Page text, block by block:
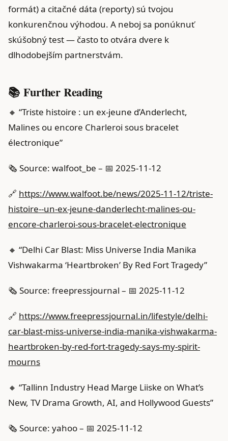
formát) a citačné dáta (reporty) sú tvojou
konkurenčnou výhodou. A neboj sa ponúknuť
skúšobný test — často to otvára dvere k
dlhodobejším partnerstvám.
📚 Further Reading
🔸 “Triste histoire : un ex-jeune d’Anderlecht,
Malines ou encore Charleroi sous bracelet
électronique”
🗞️ Source: walfoot_be – 📅 2025-11-12
🔗 https://www.walfoot.be/news/2025-11-12/triste-
histoire--un-ex-jeune-danderlecht-malines-ou-
encore-charleroi-sous-bracelet-electronique
🔸 “Delhi Car Blast: Miss Universe India Manika
Vishwakarma ‘Heartbroken’ By Red Fort Tragedy”
🗞️ Source: freepressjournal – 📅 2025-11-12
🔗 https://www.freepressjournal.in/lifestyle/delhi-
car-blast-miss-universe-india-manika-vishwakarma-
heartbroken-by-red-fort-tragedy-says-my-spirit-
mourns
🔸 “Tallinn Industry Head Marge Liiske on What’s
New, TV Drama Growth, AI, and Hollywood Guests”
🗞️ Source: yahoo – 📅 2025-11-12